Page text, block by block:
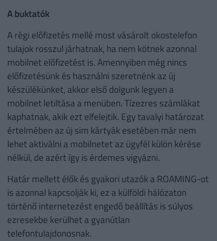
A buktatók
A régi előfizetés mellé most vásárolt okostelefon
tulajok rosszul járhatnak, ha nem kötnek azonnal
mobilnet előfizetést is. Amennyiben még nincs
előfizetésünk és használni szeretnénk az új
készülékünket, akkor első dolgunk legyen a
mobilnet letiltása a menüben. Tízezres számlákat
kaphatnak, akik ezt elfelejtik. Egy tavalyi határozat
értelmében az új sim kártyák esetében már nem
lehet aktiválni a mobilnetet az ügyfél külön kérése
nélkül, de azért így is érdemes vigyázni.
Határ mellett élők és gyakori utazók a ROAMING-ot
is azonnal kapcsolják ki, ez a külföldi hálózaton
történő internetezést engedő beállítás is súlyos
ezresekbe kerülhet a gyanútlan
telefontulajdonosnak.